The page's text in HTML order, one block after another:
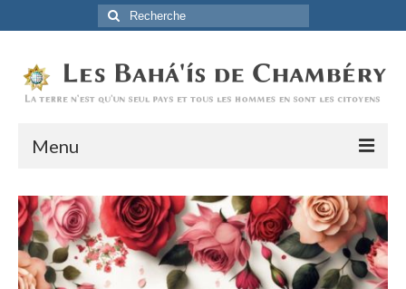
Rechercher
:
Menu
Accueil
La Foi Baha’ie
L’Histoire